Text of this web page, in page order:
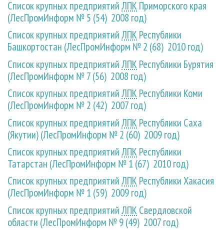
Список крупных предприятийЛПКПриморского края
(ЛесПромИнформ № 5 (54) 2008 год)
Список крупных предприятийЛПКРеспублики
Башкортостан (ЛесПромИнформ № 2 (68) 2010 год)
Список крупных предприятийЛПКРеспублики Бурятия
(ЛесПромИнформ № 7 (56) 2008 год)
Список крупных предприятийЛПКРеспублики Коми
(ЛесПромИнформ № 2 (42) 2007 год)
Список крупных предприятийЛПКРеспублики Саха
(Якутии) (ЛесПромИнформ № 2 (60) 2009 год)
Список крупных предприятийЛПКРеспублики
Татарстан (ЛесПромИнформ № 1 (67) 2010 год)
Список крупных предприятийЛПКРеспублики Хакасия
(ЛесПромИнформ № 1 (59) 2009 год)
Список крупных предприятийЛПКСвердловской
области (ЛесПромИнформ № 9 (49) 2007 год)